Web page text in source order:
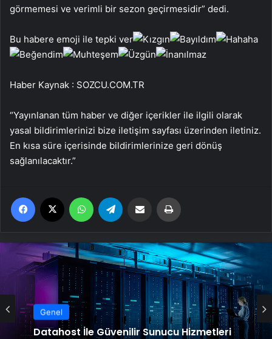
görmemesi ve verimli bir sezon geçirmesidir” dedi.
Bu habere emoji ile tepki ver
Haber Kaynak : SOZCU.COM.TR
“Yayınlanan tüm haber ve diğer içerikler ile ilgili olarak
yasal bildirimlerinizi bize iletişim sayfası üzerinden iletiniz.
En kısa süre içerisinde bildirimlerinize geri dönüş
sağlanılacaktır.”
Facebook WhatsApp Email'den paylaş
Genel
Datahost İle Güvenilir Sunucu Hizmetleri